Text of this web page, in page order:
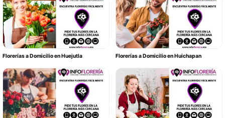
Florerías a Domicilio en Huejutla Florerías a Domicilio en Huichapan